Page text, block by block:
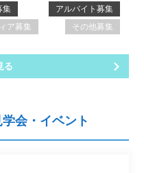
集
アルバイト募集
ア募集 その他募集
る
会・イベント